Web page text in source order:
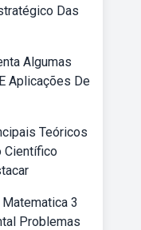
Das
Algumas
Aplicações De
Teóricos
Científico
3
Problemas